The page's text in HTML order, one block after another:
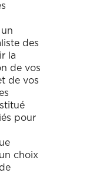
des
la
de vos
de vos
pour
choix